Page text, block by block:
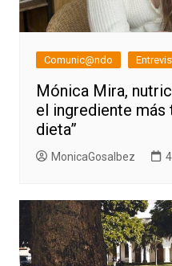
Comunic@ndo
Mónica Mira,
el ingrediente
dieta”
MonicaGosalbez